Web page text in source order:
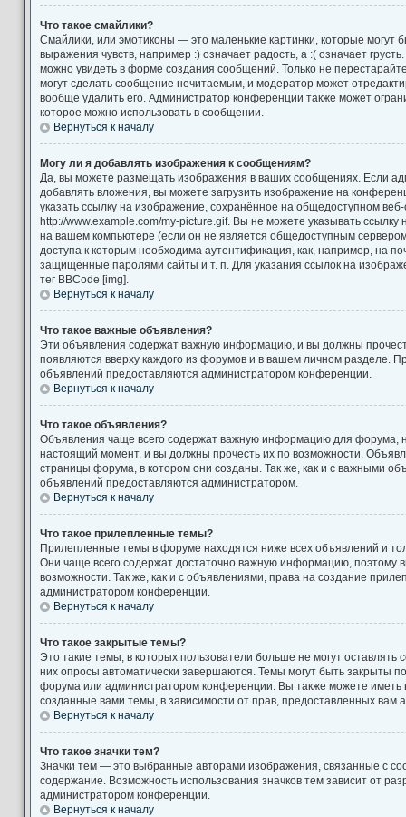
Что такое смайлики?
Смайлики, или эмотиконы — это маленькие картинки, которые могут
выражения чувств, например :) означает радость, а :( означает
можно увидеть в форме создания сообщений. Только не
могут сделать сообщение нечитаемым, и модератор может
вообще удалить его. Администратор конференции также может
которое можно использовать в сообщении.
Вернуться к началу
Могу ли я добавлять изображения к сообщениям?
Да, вы можете размещать изображения в ваших сообщениях. Если
добавлять вложения, вы можете загрузить изображение на
указать ссылку на изображение, сохранённое на общедоступном
http://www.example.com/my-picture.gif. Вы не можете указывать
на вашем компьютере (если он не является общедоступным
доступа к которым необходима аутентификация, как, например, на
защищённые паролями сайты и т. п. Для указания ссылок на
тег BBCode [img].
Вернуться к началу
Что такое важные объявления?
Эти объявления содержат важную информацию, и вы должны
появляются вверху каждого из форумов и в вашем личном разделе.
объявлений предоставляются администратором конференции.
Вернуться к началу
Что такое объявления?
Объявления чаще всего содержат важную информацию для форума,
настоящий момент, и вы должны прочесть их по возможности.
страницы форума, в котором они созданы. Так же, как и с важными
объявлений предоставляются администратором.
Вернуться к началу
Что такое прилепленные темы?
Прилепленные темы в форуме находятся ниже всех объявлений и
Они чаще всего содержат достаточно важную информацию, поэтому
возможности. Так же, как и с объявлениями, права на создание
администратором конференции.
Вернуться к началу
Что такое закрытые темы?
Это такие темы, в которых пользователи больше не могут
них опросы автоматически завершаются. Темы могут быть закрыты
форума или администратором конференции. Вы также можете иметь
созданные вами темы, в зависимости от прав, предоставленных вам
Вернуться к началу
Что такое значки тем?
Значки тем — это выбранные авторами изображения, связанные с
содержание. Возможность использования значков тем зависит от
администратором конференции.
Вернуться к началу